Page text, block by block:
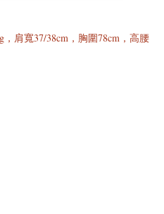
，肩寬37/38cm，胸圍78cm，高腰